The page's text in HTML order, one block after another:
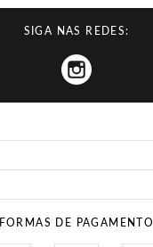
SIGA NAS REDES:
FORMAS DE PAGAMENTO